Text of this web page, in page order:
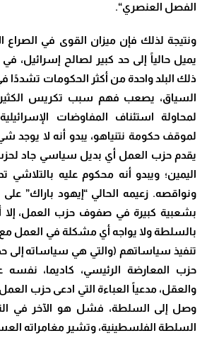
الفصل العنصري“.
ونتيجة لذلك فإن ميزان القوى في الصراع
يميل حالياً إلى حد كبير لصالح إسرائيل،
ذلك البلد واحدة من أكثر الحكومات تشددًا
السياق، يصعب فهم سبب تكريس
لمحاولة استئناف المفاوضات
لموقف حكومة نتنياهو، يبدو أنه لا يوجد
يقدم حزب العمل أي بديل سياسي جاد لحزب
اليمين؛ ويبدو أنه محكوم عليه بالتلاشي
ونواقصه. زعيمه الحالي “إيهود باراك” على
بشعبية كبيرة في صفوف حزب العمل،
بالسلطة ولا يواجه أي مشكلة في العمل مع
تنفيذ سياساتهم (والتي هي سياساته إلى
حزب المعارضة الرئيسي، كاديما،
والعقل، مدعياً العباءة التي ادعى حزب
وصل إلى السلطة، فشل هو الآخر في
السلطة الفلسطينية، وتشير مغامراته